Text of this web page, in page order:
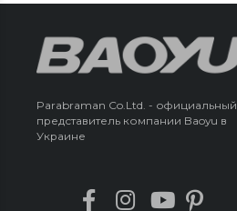
Parabraman Co.Ltd. - официальный
представитель компании Baoyu в
Украине